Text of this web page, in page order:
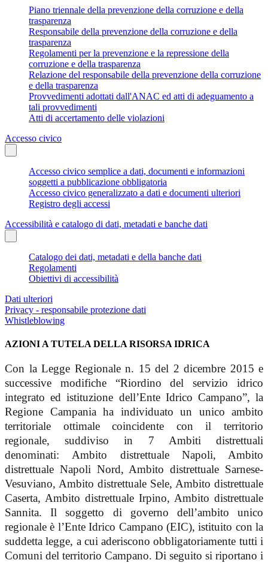
Piano triennale della prevenzione della corruzione e della
trasparenza
Responsabile della prevenzione della corruzione e della
trasparenza
Regolamenti per la prevenzione e la repressione della
corruzione e della trasparenza
Relazione del responsabile della prevenzione della corruzione
e della trasparenza
Provvedimenti adottati dall'ANAC ed atti di adeguamento a
tali provvedimenti
Atti di accertamento delle violazioni
Accesso civico
Accesso civico semplice a dati, documenti e informazioni
soggetti a pubblicazione obbligatoria
Accesso civico generalizzato a dati e documenti ulteriori
Registro degli accessi
Accessibilità e catalogo di dati, metadati e banche dati
Catalogo dei dati, metadati e della banche dati
Regolamenti
Obiettivi di accessibilità
Dati ulteriori
Privacy - responsabile protezione dati
Whistleblowing
AZIONI A TUTELA DELLA RISORSA IDRICA
Con la Legge Regionale n. 15 del 2 dicembre 2015 e
successive modifiche “Riordino del servizio idrico
integrato ed istituzione dell’Ente Idrico Campano”, la
Regione Campania ha individuato un unico ambito
territoriale ottimale coincidente con il territorio
regionale, suddiviso in 7 Ambiti distrettuali
denominati: Ambito distrettuale Napoli, Ambito
distrettuale Napoli Nord, Ambito distrettuale Sarnese-
Vesuviano, Ambito distrettuale Sele, Ambito distrettuale
Caserta, Ambito distrettuale Irpino, Ambito distrettuale
Sannita. Il soggetto di governo dell’ambito unico
regionale è l’Ente Idrico Campano (EIC), istituito con la
suddetta legge, a cui aderiscono obbligatoriamente tutti i
Comuni del territorio Campano. Di seguito si riportano i